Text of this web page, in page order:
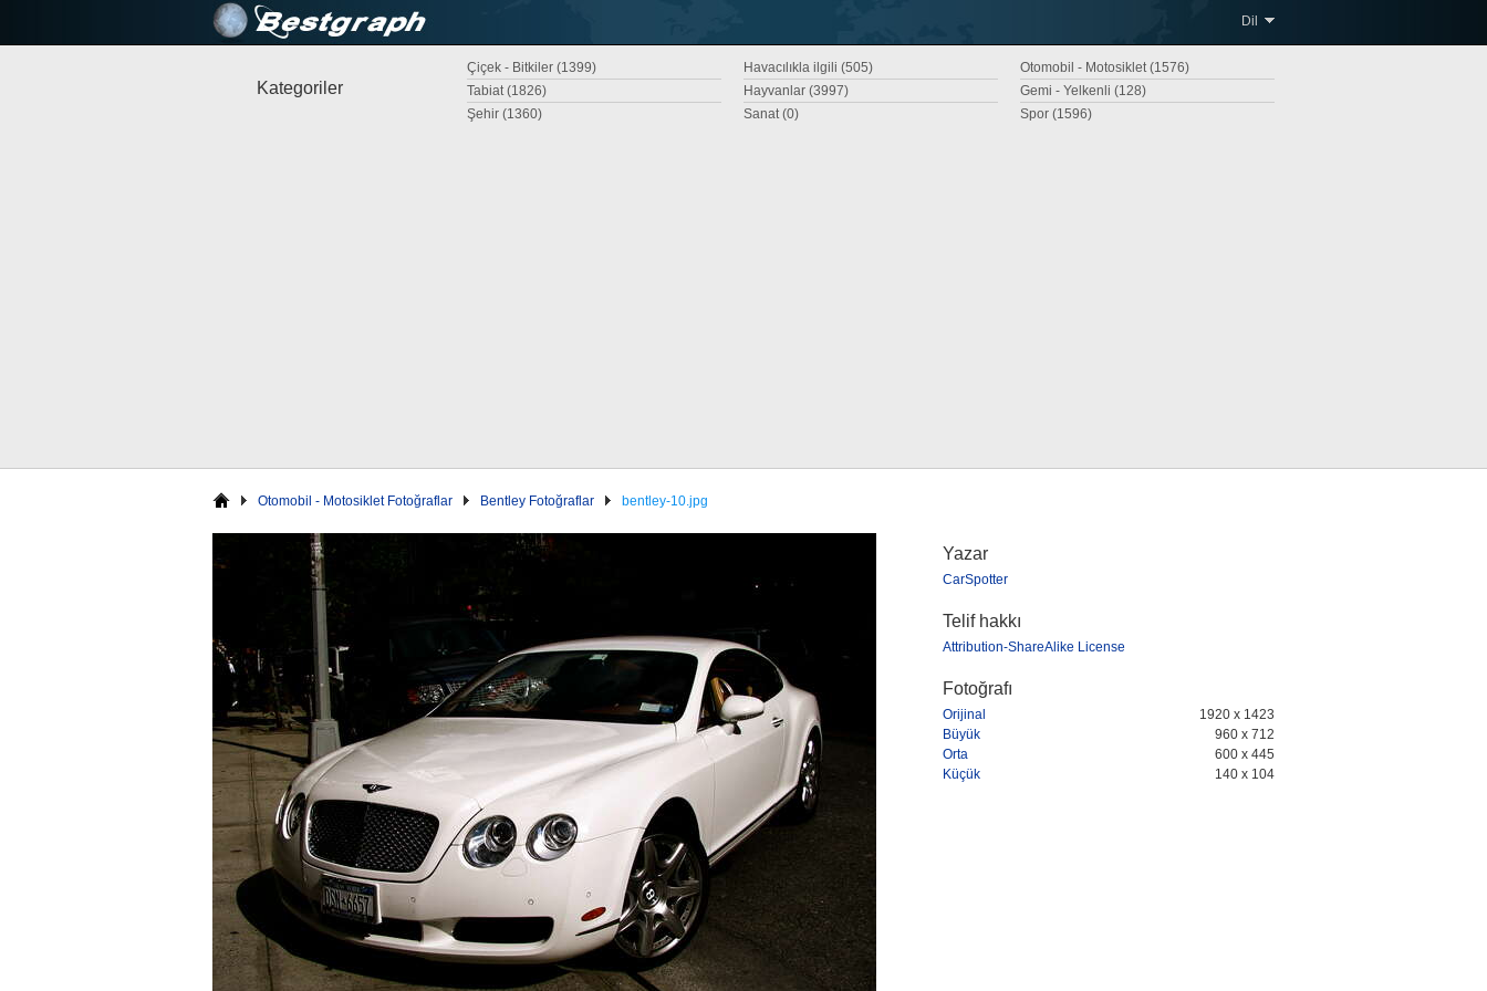
Dil
Kategoriler
Otomobil - Motosiklet (1576)
Havacılıkla ilgili (505)
Çiçek - Bitkiler (1399)
Gemi - Yelkenli (128)
Hayvanlar (3997)
Tabiat (1826)
Spor (1596)
Sanat (0)
Şehir (1360)
Otomobil - Motosiklet Fotoğraflar Bentley Fotoğraflar bentley-10.jpg
Yazar
CarSpotter
Telif hakkı
Attribution-ShareAlike License
Fotoğrafı
Orijinal
1920 x 1423
Büyük
960 x 712
Orta
600 x 445
Küçük
140 x 104